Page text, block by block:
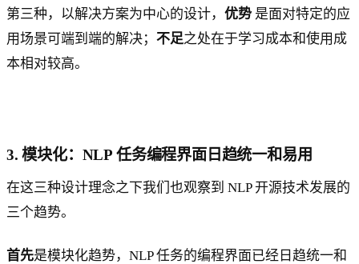
第三种，以解决方案为中心的设计， 优势 是面对特定的应
用场景可端到端的解决； 不足之处在于学习成本和使用成
本相对较高。
3. 模块化：NLP 任务编程界面日趋统一和易用
在这三种设计理念之下我们也观察到 NLP 开源技术发展的
三个趋势。
首先是模块化趋势，NLP 任务的编程界面已经日趋统一和